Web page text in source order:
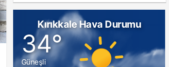
Kırıkkale Hava Durumu
34°
Güneşli